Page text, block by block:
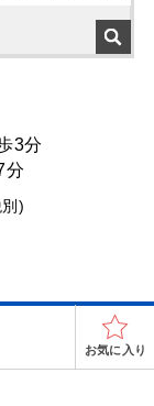
3分
分
)
お気に入り